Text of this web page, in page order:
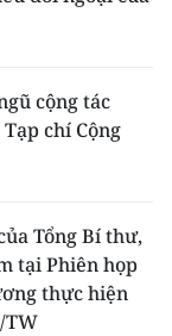
cộng tác
chí Cộng
Tổng Bí thư,
tại Phiên họp
thực hiện
TW